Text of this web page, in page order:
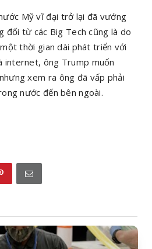
Mỹ vĩ đại trở lại đã vướng
đối từ các Big Tech cũng là do
thời gian dài phát triển với
internet, ông Trump muốn
xem ra ông đã vấp phải
nước đến bên ngoài.